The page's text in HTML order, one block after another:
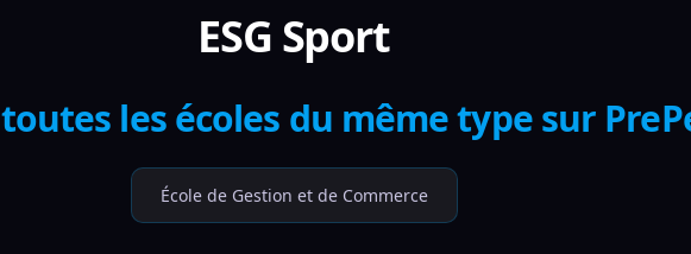
ESG Sport
toutes les écoles du même type sur
École de Gestion et de Commerce